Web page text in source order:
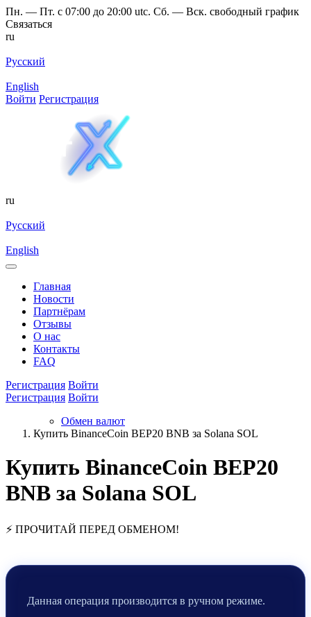
Пн. — Пт. с 07:00 до 20:00 utc. Сб. — Вск. свободный график
Связаться
ru
Русский
English
Войти Регистрация
ru
Русский
English
Главная
Новости
Партнёрам
Отзывы
О нас
Контакты
FAQ
Регистрация Войти
Регистрация Войти
Обмен валют
Купить BinanceCoin BEP20 BNB за Solana SOL
Купить BinanceCoin BEP20
BNB за Solana SOL
⚡ ПРОЧИТАЙ ПЕРЕД ОБМЕНОМ!
Данная операция производится в ручном режиме.